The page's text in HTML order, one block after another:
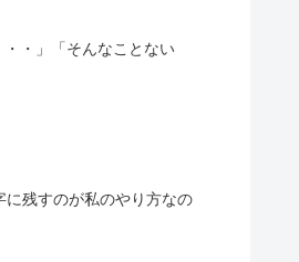
・・」「そんなことない
残すのが私のやり方なの